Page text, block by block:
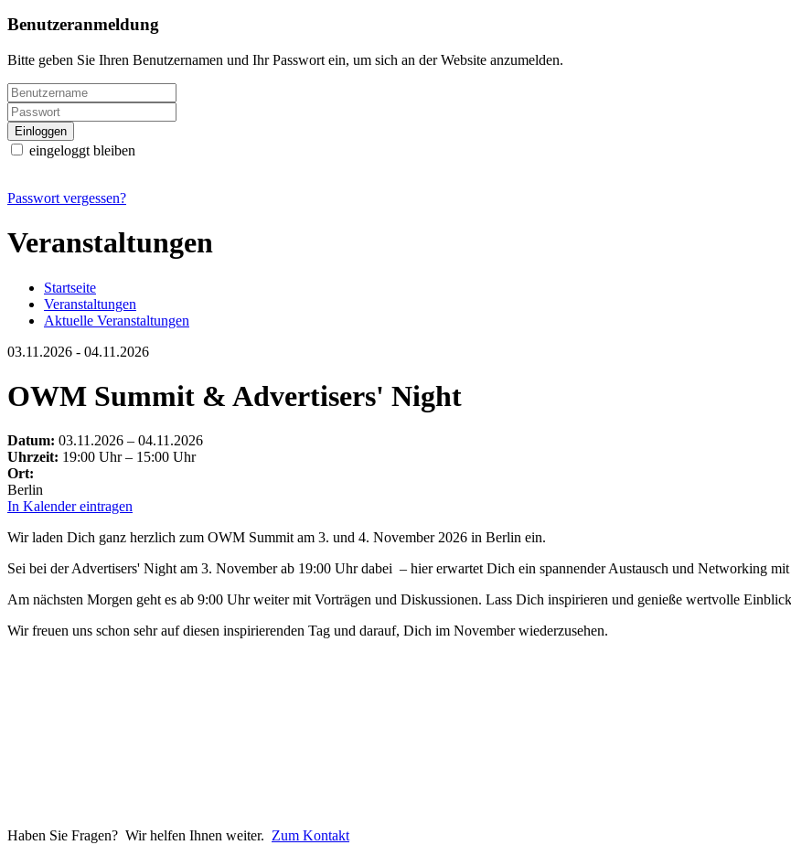
Benutzeranmeldung
Bitte geben Sie Ihren Benutzernamen und Ihr Passwort ein, um sich an der Website anzumelden.
eingeloggt bleiben
Passwort vergessen?
Veranstaltungen
Startseite
Veranstaltungen
Aktuelle Veranstaltungen
03.11.2026 - 04.11.2026
OWM Summit & Advertisers' Night
Datum: 03.11.2026 – 04.11.2026
Uhrzeit: 19:00 Uhr – 15:00 Uhr
Ort:
Berlin
In Kalender eintragen
Wir laden Dich ganz herzlich zum OWM Summit am 3. und 4. November 2026 in Berlin ein.
Sei bei der Advertisers' Night am 3. November ab 19:00 Uhr dabei – hier erwartet Dich ein spannender Austausch und Networking
Am nächsten Morgen geht es ab 9:00 Uhr weiter mit Vorträgen und Diskussionen. Lass Dich inspirieren und genieße wertvolle
Wir freuen uns schon sehr auf diesen inspirierenden Tag und darauf, Dich im November wiederzusehen.
Haben Sie Fragen? Wir helfen Ihnen weiter. Zum Kontakt